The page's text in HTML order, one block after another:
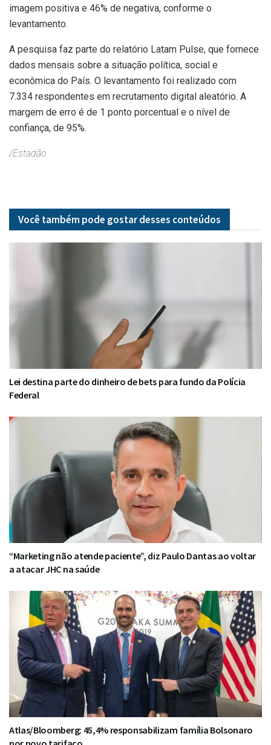
imagem positiva e 46% de negativa, conforme o
levantamento.
A pesquisa faz parte do relatório Latam Pulse, que fornece
dados mensais sobre a situação política, social e
econômica do País. O levantamento foi realizado com
7.334 respondentes em recrutamento digital aleatório. A
margem de erro é de 1 ponto porcentual e o nível de
confiança, de 95%.
/Estadão
Você também pode gostar desses conteúdos
Lei destina parte do dinheiro de bets para fundo da Polícia
Federal
“Marketing não atende paciente”, diz Paulo Dantas ao voltar
a atacar JHC na saúde
Atlas/Bloomberg: 45,4% responsabilizam família Bolsonaro